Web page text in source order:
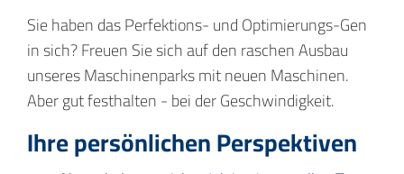
Sie haben das Perfektions- und Optimierungs-Gen
in sich? Freuen Sie sich auf den raschen Ausbau
unseres Maschinenparks mit neuen Maschinen.
Aber gut festhalten - bei der Geschwindigkeit.
Ihre persönlichen Perspektiven